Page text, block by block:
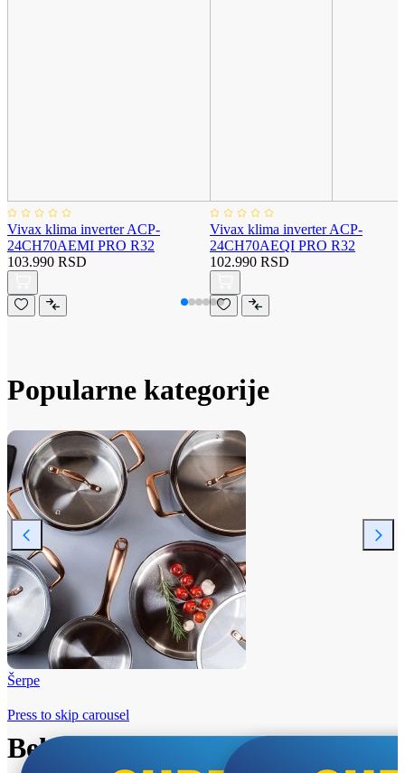
Vivax klima inverter ACP-
24CH70AEMI PRO R32
103.990 RSD
Vivax klima inverter ACP-
24CH70AEQI PRO R32
102.990 RSD
Popularne kategorije
Šerpe
Beko i Tesla super cene
Press to skip carousel